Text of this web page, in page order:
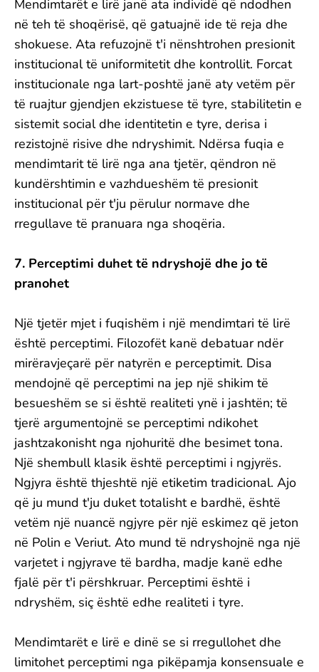
Mendimtarët e lirë janë ata individë që ndodhen
në teh të shoqërisë, që gatuajnë ide të reja dhe
shokuese. Ata refuzojnë t'i nënshtrohen presionit
institucional të uniformitetit dhe kontrollit. Forcat
institucionale nga lart-poshtë janë aty vetëm për
të ruajtur gjendjen ekzistuese të tyre, stabilitetin e
sistemit social dhe identitetin e tyre, derisa i
rezistojnë risive dhe ndryshimit. Ndërsa fuqia e
mendimtarit të lirë nga ana tjetër, qëndron në
kundërshtimin e vazhdueshëm të presionit
institucional për t'ju përulur normave dhe
rregullave të pranuara nga shoqëria.
7. Perceptimi duhet të ndryshojë dhe jo të
pranohet
Një tjetër mjet i fuqishëm i një mendimtari të lirë
është perceptimi. Filozofët kanë debatuar ndër
mirëravjeçarë për natyrën e perceptimit. Disa
mendojnë që perceptimi na jep një shikim të
besueshëm se si është realiteti ynë i jashtën; të
tjerë argumentojnë se perceptimi ndikohet
jashtzakonisht nga njohuritë dhe besimet tona.
Një shembull klasik është perceptimi i ngjyrës.
Ngjyra është thjeshtë një etiketim tradicional. Ajo
që ju mund t'ju duket totalisht e bardhë, është
vetëm një nuancë ngjyre për një eskimez që jeton
në Polin e Veriut. Ato mund të ndryshojnë nga një
varjetet i ngjyrave të bardha, madje kanë edhe
fjalë për t'i përshkruar. Perceptimi është i
ndryshëm, siç është edhe realiteti i tyre.
Mendimtarët e lirë e dinë se si rregullohet dhe
limitohet perceptimi nga pikëpamja konsensuale e